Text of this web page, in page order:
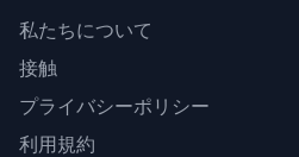
私たちについて
接触
プライバシーポリシー
利用規約